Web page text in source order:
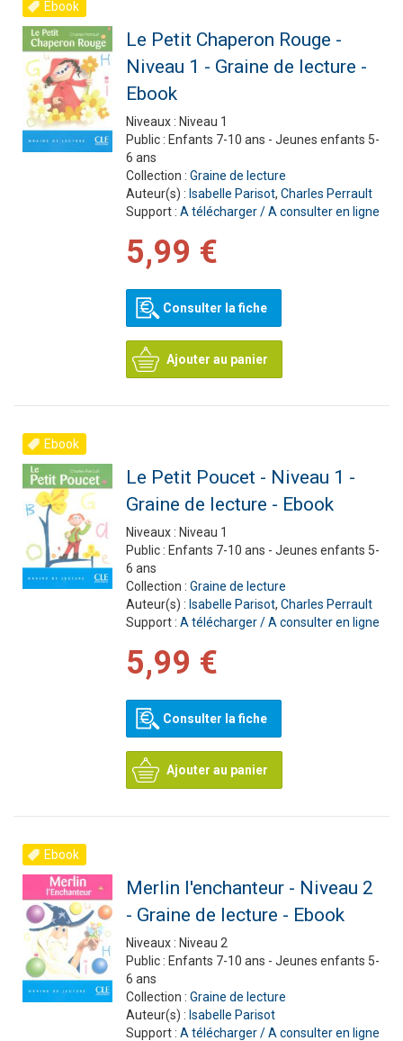
Ebook
Le Petit Chaperon Rouge -
Niveau 1 - Graine de lecture -
Ebook
Niveaux : Niveau 1
Public : Enfants 7-10 ans - Jeunes enfants 5-
6 ans
Collection : Graine de lecture
Auteur(s) : Isabelle Parisot, Charles Perrault
Support : A télécharger / A consulter en ligne
5,99 €
Consulter la fiche
Ajouter au panier
Ebook
Le Petit Poucet - Niveau 1 -
Graine de lecture - Ebook
Niveaux : Niveau 1
Public : Enfants 7-10 ans - Jeunes enfants 5-
6 ans
Collection : Graine de lecture
Auteur(s) : Isabelle Parisot, Charles Perrault
Support : A télécharger / A consulter en ligne
5,99 €
Consulter la fiche
Ajouter au panier
Ebook
Merlin l'enchanteur - Niveau 2
- Graine de lecture - Ebook
Niveaux : Niveau 2
Public : Enfants 7-10 ans - Jeunes enfants 5-
6 ans
Collection : Graine de lecture
Auteur(s) : Isabelle Parisot
Support : A télécharger / A consulter en ligne